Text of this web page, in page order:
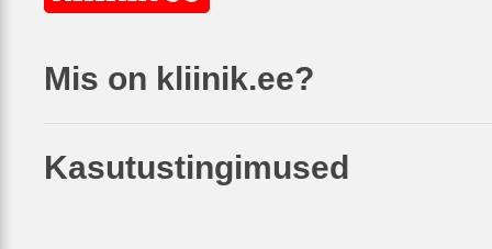
Mis on kliinik.ee?
Kasutustingimused